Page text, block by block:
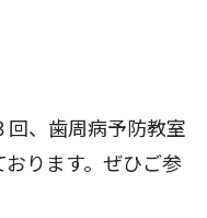
、歯周病予防教室
ります。ぜひご参